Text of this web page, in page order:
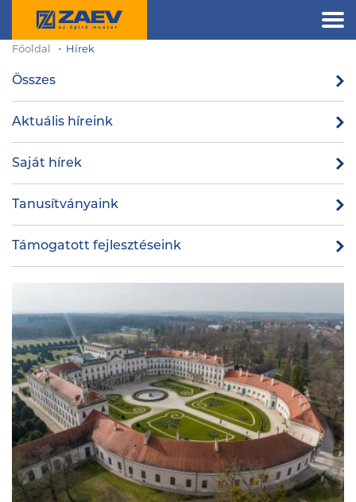
Főoldal Hírek
Összes
Aktuális híreink
Saját hírek
Tanusítványaink
Támogatott fejlesztéseink